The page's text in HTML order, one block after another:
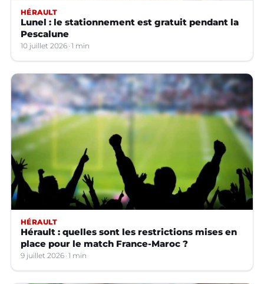
HÉRAULT
Lunel : le stationnement est gratuit pendant la
Pescalune
10 juillet 2026 1 min
HÉRAULT
Hérault : quelles sont les restrictions mises en
place pour le match France-Maroc ?
9 juillet 2026 1 min